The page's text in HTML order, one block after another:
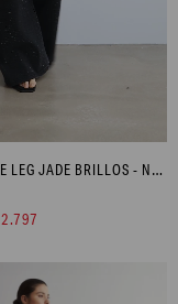
JEAN WIDE LEG JADE BRILLOS - NEGRO
2.797